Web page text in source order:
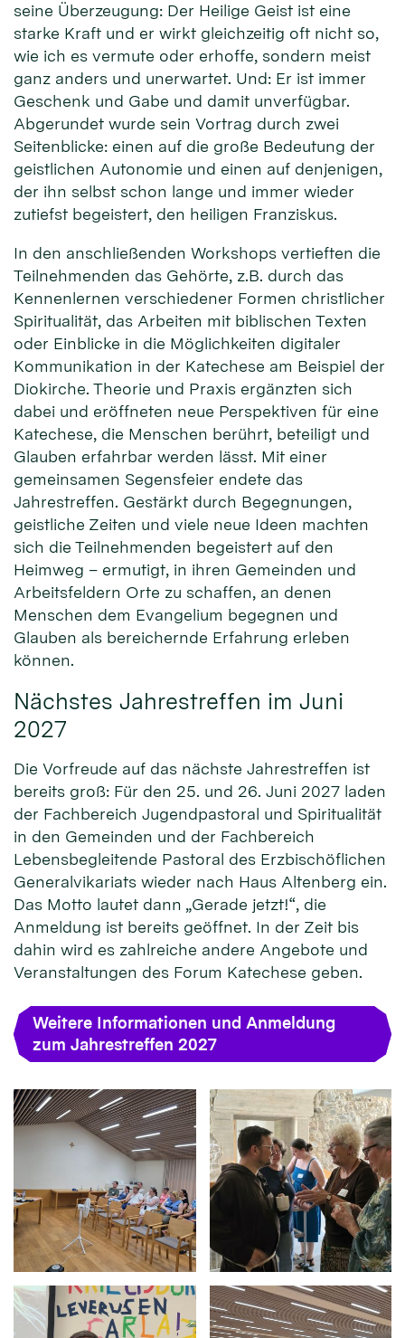
seine Überzeugung: Der Heilige Geist ist eine
starke Kraft und er wirkt gleichzeitig oft nicht so,
wie ich es vermute oder erhoffe, sondern meist
ganz anders und unerwartet. Und: Er ist immer
Geschenk und Gabe und damit unverfügbar.
Abgerundet wurde sein Vortrag durch zwei
Seitenblicke: einen auf die große Bedeutung der
geistlichen Autonomie und einen auf denjenigen,
der ihn selbst schon lange und immer wieder
zutiefst begeistert, den heiligen Franziskus.
In den anschließenden Workshops vertieften die
Teilnehmenden das Gehörte, z.B. durch das
Kennenlernen verschiedener Formen christlicher
Spiritualität, das Arbeiten mit biblischen Texten
oder Einblicke in die Möglichkeiten digitaler
Kommunikation in der Katechese am Beispiel der
Diokirche. Theorie und Praxis ergänzten sich
dabei und eröffneten neue Perspektiven für eine
Katechese, die Menschen berührt, beteiligt und
Glauben erfahrbar werden lässt. Mit einer
gemeinsamen Segensfeier endete das
Jahrestreffen. Gestärkt durch Begegnungen,
geistliche Zeiten und viele neue Ideen machten
sich die Teilnehmenden begeistert auf den
Heimweg – ermutigt, in ihren Gemeinden und
Arbeitsfeldern Orte zu schaffen, an denen
Menschen dem Evangelium begegnen und
Glauben als bereichernde Erfahrung erleben
können.
Nächstes Jahrestreffen im Juni
2027
Die Vorfreude auf das nächste Jahrestreffen ist
bereits groß: Für den 25. und 26. Juni 2027 laden
der Fachbereich Jugendpastoral und Spiritualität
in den Gemeinden und der Fachbereich
Lebensbegleitende Pastoral des Erzbischöflichen
Generalvikariats wieder nach Haus Altenberg ein.
Das Motto lautet dann „Gerade jetzt!“, die
Anmeldung ist bereits geöffnet. In der Zeit bis
dahin wird es zahlreiche andere Angebote und
Veranstaltungen des Forum Katechese geben.
Weitere Informationen und Anmeldung
zum Jahrestreffen 2027